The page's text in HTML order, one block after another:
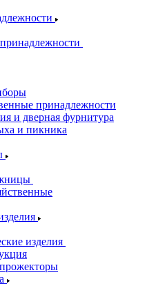
принадлежности
и дверная фурнитура
и пикника
изделия